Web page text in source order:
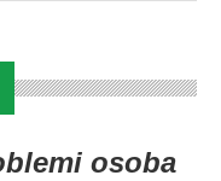
osoba